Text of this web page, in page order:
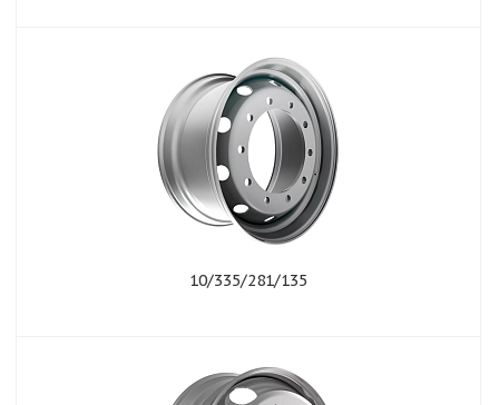
10/335/281/135